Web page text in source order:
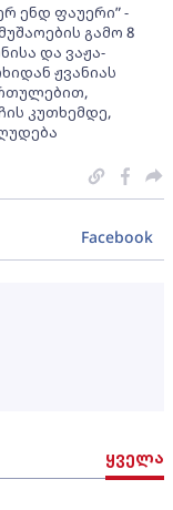
ენდ ფაუერი” -
გამო 8
და ვაჟა-
ჟვანიას
კუთხემდე,
ყველა
Facebook